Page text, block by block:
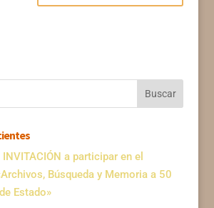
INVITACIÓN a participar en el
Búsqueda y Memoria a 50
Estado»